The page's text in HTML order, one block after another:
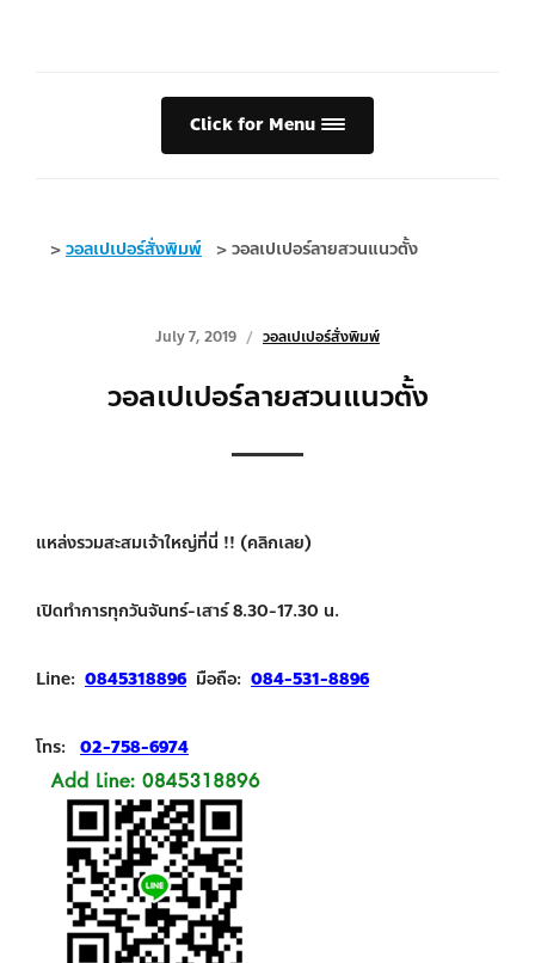
Click for Menu
>วอลเปเปอร์สั่งพิมพ์ >วอลเปเปอร์ลายสวนแนวตั้ง
July 7, 2019 วอลเปเปอร์สั่งพิมพ์
วอลเปเปอร์ลายสวนแนวตั้ง
แหล่งรวมสะสมเจ้าใหญ่ที่นี่ !! (คลิกเลย)
เปิดทำการทุกวันจันทร์-เสาร์ 8.30-17.30 น.
Line: 0845318896 มือถือ: 084-531-8896
โทร: 02-758-6974